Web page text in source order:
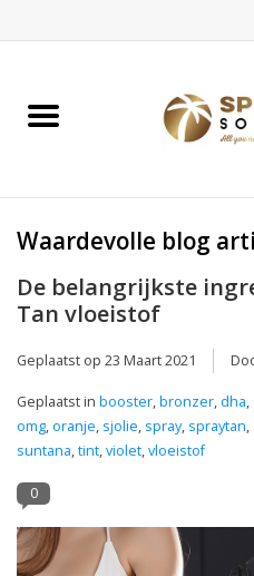
Home
Spray Tan Starterspakketten
Spray Tan Vloeistoffen
Selftan producten
Salon verkoop
Verzorging / Accessoires
Onderdelen
Waardevolle blog
De belangrijkste
Tan vloeistof
Geplaatst op 23 Maart 2021
Geplaatst in booster,bronzer,dha,
omg,oranje, sjolie, spray, spraytan,
suntana,tint,violet,vloeistof
0